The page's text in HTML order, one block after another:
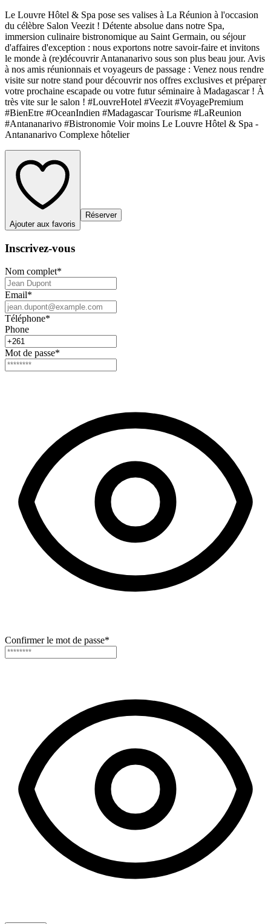
Le Louvre Hôtel & Spa pose ses valises à La Réunion à l'occasion
du célèbre Salon Veezit ! Détente absolue dans notre Spa,
immersion culinaire bistronomique au Saint Germain, ou séjour
d'affaires d'exception : nous exportons notre savoir-faire et invitons
le monde à (re)découvrir Antananarivo sous son plus beau jour. Avis
à nos amis réunionnais et voyageurs de passage : Venez nous rendre
visite sur notre stand pour découvrir nos offres exclusives et préparer
votre prochaine escapade ou votre futur séminaire à Madagascar ! À
très vite sur le salon ! #LouvreHotel #Veezit #VoyagePremium
#BienEtre #OceanIndien #Madagascar Tourisme #LaReunion
#Antananarivo #Bistronomie Voir moins Le Louvre Hôtel & Spa -
Antananarivo Complexe hôtelier
Ajouter aux favoris
Réserver
Inscrivez-vous
Nom complet*
Email*
Téléphone*
Phone
Mot de passe*
Confirmer le mot de passe*